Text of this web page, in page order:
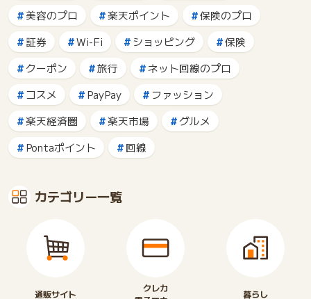
美容のプロ
楽天ポイント
保険のプロ
証券
Wi-Fi ショッピング
保険
クーポン
旅行
ネット回線のプロ
コスメ
PayPay
ファッション
楽天経済圏
楽天市場
グルメ
Pontaポイント
回線
カテゴリー一覧
通販サイト
クレカ
暮らし